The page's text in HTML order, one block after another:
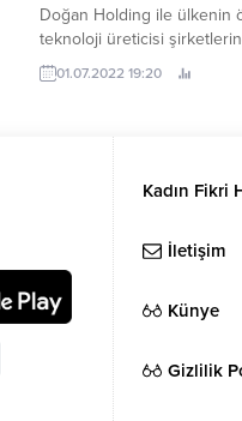
teknoloji üreticisi
arasında hisse devir
işlemlerin sonuçlanmasının
Kadın Fikri
İletişim
Künye
Gizlilik